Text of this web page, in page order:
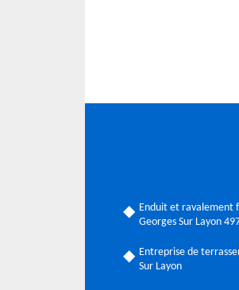
Enduit et ravalement
Georges Sur Layon
Entreprise de
Sur Layon